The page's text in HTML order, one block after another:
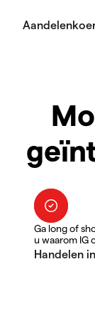
Ga long of
u waarom IG